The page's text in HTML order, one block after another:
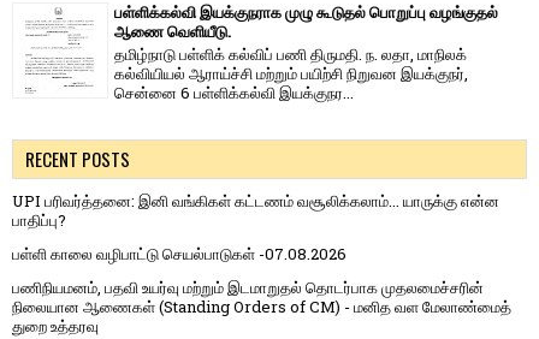
பள்ளிக்கல்வி இயக்குநராக முழு கூடுதல் பொறுப்பு வழங்குதல்
ஆணை வெளியீடு.
தமிழ்நாடு பள்ளிக் கல்விப் பணி திருமதி. ந. லதா, மாநிலக்
கல்வியியல் ஆராய்ச்சி மற்றும் பயிற்சி நிறுவன இயக்குநர்,
சென்னை 6 பள்ளிக்கல்வி இயக்குநர...
RECENT POSTS
UPI பரிவர்த்தனை: இனி வங்கிகள் கட்டணம் வசூலிக்கலாம்... யாருக்கு என்ன
பாதிப்பு?
பள்ளி காலை வழிபாட்டு செயல்பாடுகள் -07.08.2026
பணிநியமனம், பதவி உயர்வு மற்றும் இடமாறுதல் தொடர்பாக முதலமைச்சரின்
நிலையான ஆணைகள் (Standing Orders of CM) - மனித வள மேலாண்மைத்
துறை உத்தரவு